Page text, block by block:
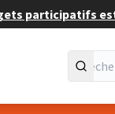
participatifs